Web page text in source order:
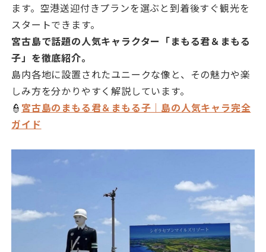
ます。空港送迎付きプランを選ぶと到着後すぐ観光を
スタートできます。
宮古島で話題の人気キャラクター「まもる君＆まもる
子」を徹底紹介。
島内各地に設置されたユニークな像と、その魅力や楽
しみ方を分かりやすく解説しています。
👮 宮古島のまもる君＆まもる子｜島の人気キャラ完全
ガイド